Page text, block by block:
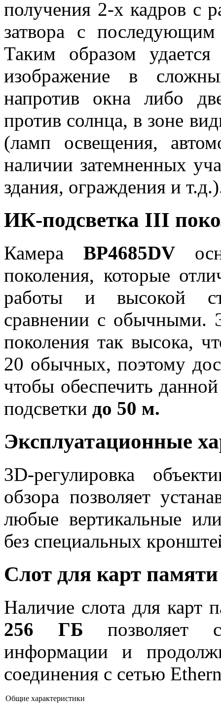
получения 2-х кадров с
затвора с
Таким образом удается
изображение в
напротив окна либо
против солнца, в зоне
(ламп освещения,
наличии затемненных
здания, ограждения и
ИК-подсветка III
Камера BP4685DV
поколения, которые
работы и высокой
сравнении с обычными.
поколения так высока,
20 обычных, поэтому
чтобы обеспечить
подсветки до 50 м.
Эксплуатационные
3D-регулировка
обзора позволяет
любые вертикальные
без специальных
Слот для карт
Наличие слота для карт
256 ГБпозволяет
информации и
соединения с сетью
Общие характеристики